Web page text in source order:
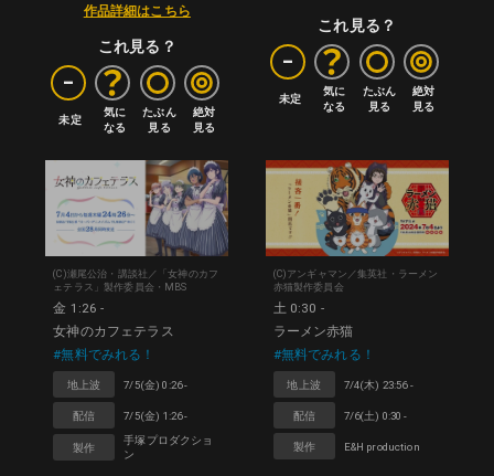
作品詳細はこちら
これ見る？
-
未定
気に
なる
たぶん
見る
絶対
見る
これ見る？
-
未定
気に
なる
たぶん
見る
絶対
見る
(C)瀬尾公治・講談社／「女神のカフ
ェテラス」製作委員会・MBS
金 1:26 -
女神のカフェテラス
#無料でみれる！
地上波 7/5(金) 0:26 -
配信 7/5(金) 1:26 -
製作
手塚プロダクショ
ン
(C)アンギャマン／集英社・ラーメン
赤猫製作委員会
土 0:30 -
ラーメン赤猫
#無料でみれる！
地上波 7/4(木) 23:56 -
配信 7/6(土) 0:30 -
製作 E&H production